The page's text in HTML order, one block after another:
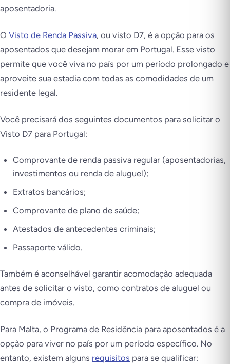
aposentadoria.
O Visto de Renda Passiva, ou visto D7, é a opção para os
aposentados que desejam morar em Portugal. Esse visto
permite que você viva no país por um período prolongado e
aproveite sua estadia com todas as comodidades de um
residente legal.
Você precisará dos seguintes documentos para solicitar o
Visto D7 para Portugal:
Comprovante de renda passiva regular (aposentadorias,
investimentos ou renda de aluguel);
Extratos bancários;
Comprovante de plano de saúde;
Atestados de antecedentes criminais;
Passaporte válido.
Também é aconselhável garantir acomodação adequada
antes de solicitar o visto, como contratos de aluguel ou
compra de imóveis.
Para Malta, o Programa de Residência para aposentados é a
opção para viver no país por um período específico. No
entanto, existem alguns requisitos para se qualificar: